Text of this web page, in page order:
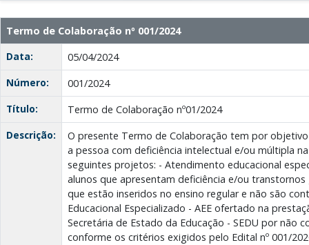
Termo de Colaboração nº 001/2024
Data:
05/04/2024
Número:
001/2024
Título:
Termo de Colaboração nº01/2024
Descrição:
O presente Termo de Colaboração tem por
a pessoa com deficiência intelectual e/ou múltipla
seguintes projetos: - Atendimento educacional
alunos que apresentam deficiência e/ou
que estão inseridos no ensino regular e não são
Educacional Especializado - AEE ofertado na
Secretária de Estado da Educação - SEDU por não
conforme os critérios exigidos pelo Edital nº 001/